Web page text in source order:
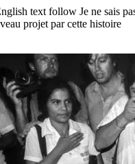
text follow Je ne sais
projet par cette histoire